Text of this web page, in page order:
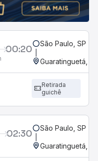
00:20 São Paulo, SP -
Guaratinguetá,
Retirada
guichê
02:30 São Paulo, SP -
Guaratinguetá,